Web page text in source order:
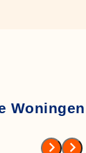
Woningen